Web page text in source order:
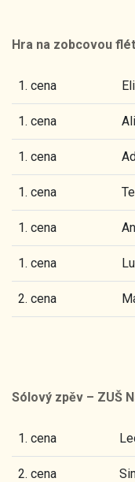
Hra na zobcovou
1. cena
1. cena
1. cena
1. cena
1. cena
1. cena
2. cena
Sólový zpěv – ZUŠ
1. cena
2. cena